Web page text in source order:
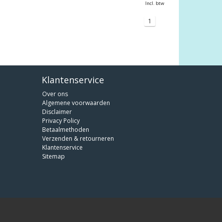
Incl. btw
1
Klantenservice
Over ons
Algemene voorwaarden
Disclaimer
Privacy Policy
Betaalmethoden
Verzenden & retourneren
Klantenservice
Sitemap